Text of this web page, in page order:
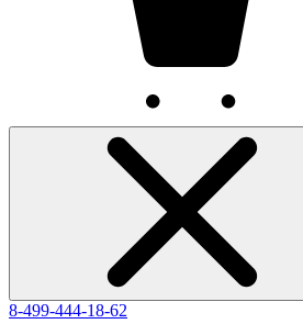
8-499-444-18-62